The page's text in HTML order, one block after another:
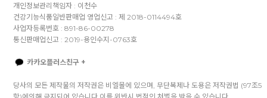
개인정보관리책임자 : 이천수
건강기능식품일반판매업 영업신고 : 제 2018-0114494호
사업자등록번호 : 891-86-00278
통신판매업신고 : 2019-용인수지-0763호
카카오플러스친구 +
당사의 모든 제작물의 저작권은 비엘몰에 있으며, 무단복제나 도용은 저작권법 (97조5